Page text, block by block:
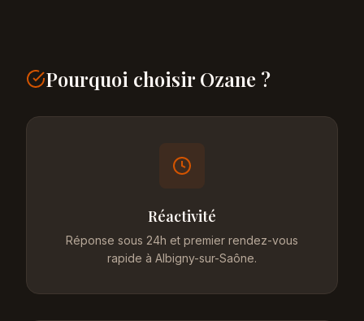
Pourquoi choisir Ozane ?
Réactivité
Réponse sous 24h et premier rendez-vous
rapide à Albigny-sur-Saône.